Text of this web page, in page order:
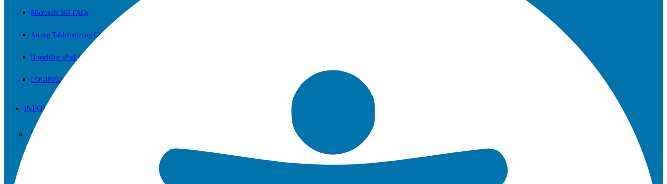
Microsoft 365 FAQs
Antrag Tabletnutzung Unterricht
Broschüre: iPad-Klassen
LOGINEO NRW
INFORMATIONEN
Zum Nachlesen und/oder Downloaden.